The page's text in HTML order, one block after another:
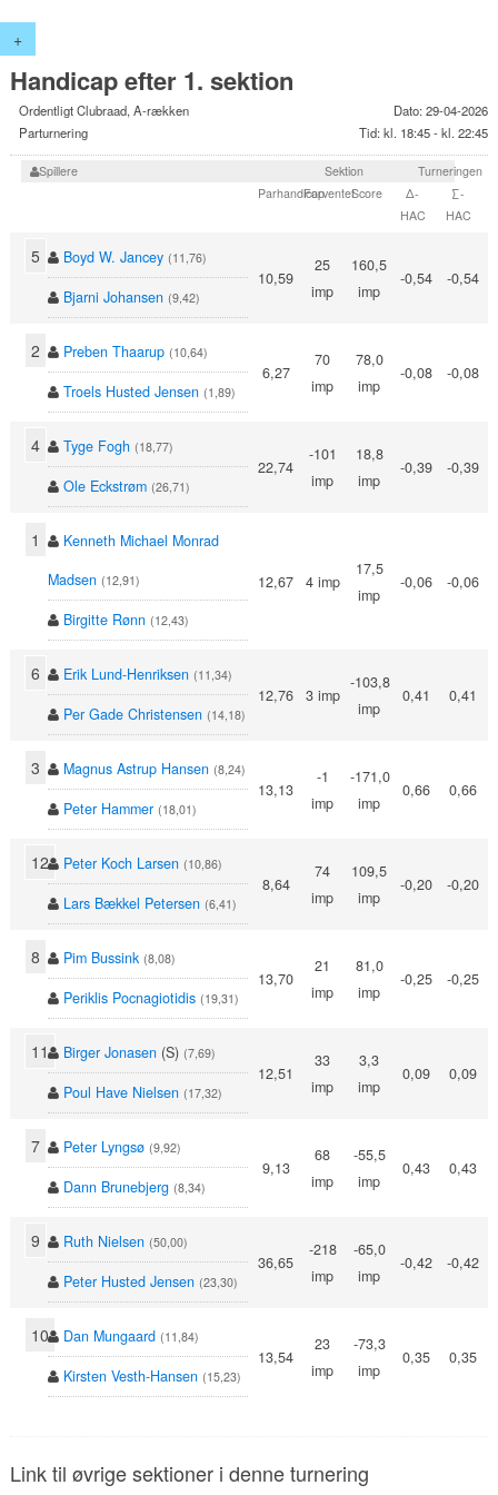
+
Handicap efter 1. sektion
Ordentligt Clubraad, A-rækken
Parturnering
Dato: 29-04-2026
Tid: kl. 18:45 - kl. 22:45
Spillere Sektion
Turneringen
ParhandicapForventetScore
Δ-
HAC
∑-
HAC
5 Boyd W. Jancey (11,76)
Bjarni Johansen (9,42)
10,59
25
imp
160,5
imp
-0,54 -0,54
2 Preben Thaarup (10,64)
Troels Husted Jensen (1,89)
6,27
70
imp
78,0
imp
-0,08 -0,08
4 Tyge Fogh (18,77)
Ole Eckstrøm (26,71)
22,74
-101
imp
18,8
imp
-0,39 -0,39
1
Kenneth Michael Monrad
Madsen (12,91)
Birgitte Rønn (12,43)
12,67 4 imp
17,5
imp
-0,06 -0,06
6 Erik Lund-Henriksen (11,34)
Per Gade Christensen (14,18)
12,76 3 imp
-103,8
imp
0,41 0,41
3 Magnus Astrup Hansen (8,24)
Peter Hammer (18,01)
13,13
-1
imp
-171,0
imp
0,66 0,66
12 Peter Koch Larsen (10,86)
Lars Bækkel Petersen (6,41)
8,64
74
imp
109,5
imp
-0,20 -0,20
8 Pim Bussink (8,08)
Periklis Pocnagiotidis (19,31)
13,70
21
imp
81,0
imp
-0,25 -0,25
11 Birger Jonasen (S) (7,69)
Poul Have Nielsen (17,32)
12,51
33
imp
3,3
imp
0,09 0,09
7 Peter Lyngsø (9,92)
Dann Brunebjerg (8,34)
9,13
68
imp
-55,5
imp
0,43 0,43
9 Ruth Nielsen (50,00)
Peter Husted Jensen (23,30)
36,65
-218
imp
-65,0
imp
-0,42 -0,42
10 Dan Mungaard (11,84)
Kirsten Vesth-Hansen (15,23)
13,54
23
imp
-73,3
imp
0,35 0,35
Link til øvrige sektioner i denne turnering